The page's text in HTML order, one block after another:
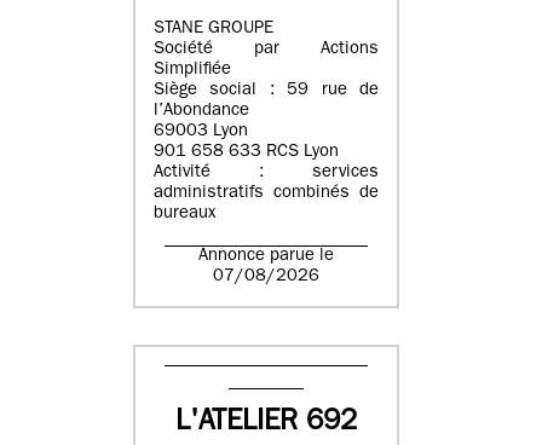
STANE GROUPE
Société par Actions
Simplifiée
Siège social : 59 rue de
l’Abondance
69003 Lyon
901 658 633 RCS Lyon
Activité : services
administratifs combinés de
bureaux
Annonce parue le
07/08/2026
L'ATELIER 692